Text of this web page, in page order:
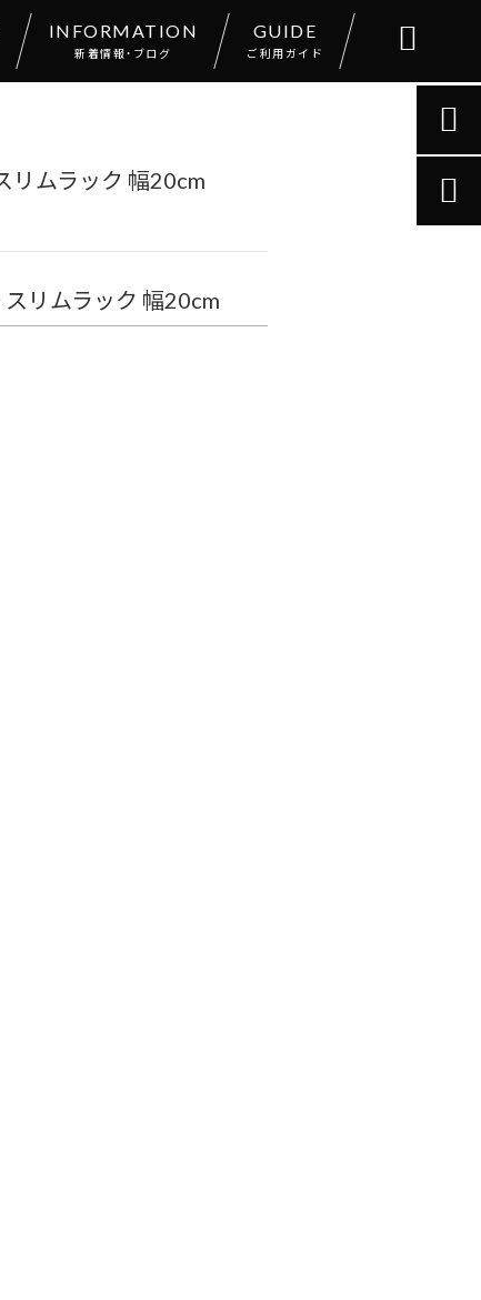
INFORMATION
新着情報・ブログ
GUIDE
ご利用ガイド 
リムラック 幅20cm
リムラック 幅20cm

